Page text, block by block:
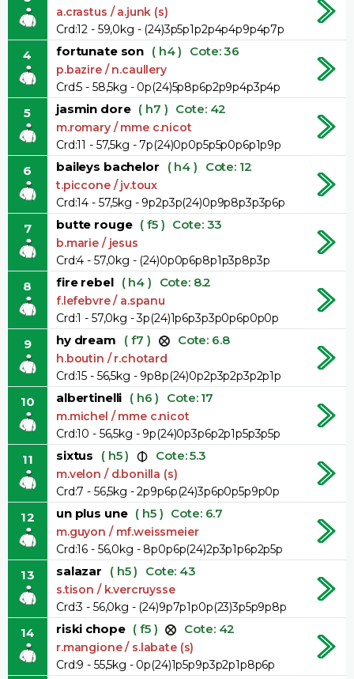
a.crastus / a.junk (s)
Crd:12 - 59,0kg - (24)3p5p1p2p4p4p9p4p7p
4 fortunate son ( h4 ) Cote: 36
p.bazire / n.caullery
Crd:5 - 58,5kg - 0p(24)5p8p6p2p9p4p3p4p
5 jasmin dore ( h7 ) Cote: 42
m.romary / mme c.nicot
Crd:11 - 57,5kg - 7p(24)0p0p5p5p0p6p1p9p
6 baileys bachelor ( h4 ) Cote: 12
t.piccone / jv.toux
Crd:14 - 57,5kg - 9p2p3p(24)0p9p8p3p3p6p
7 butte rouge ( f5 ) Cote: 33
b.marie / jesus
Crd:4 - 57,0kg - (24)0p0p6p8p1p3p8p3p
8 fire rebel ( h4 ) Cote: 8.2
f.lefebvre / a.spanu
Crd:1 - 57,0kg - 3p(24)1p6p3p3p0p6p0p0p
9 hy dream ( f7 ) Cote: 6.8
h.boutin / r.chotard
Crd:15 - 56,5kg - 9p8p(24)0p2p3p2p3p2p1p
10 albertinelli ( h6 ) Cote: 17
m.michel / mme c.nicot
Crd:10 - 56,5kg - 9p(24)0p3p6p2p1p5p3p5p
11 sixtus ( h5 ) Cote: 5.3
m.velon / d.bonilla (s)
Crd:7 - 56,5kg - 2p9p6p(24)3p6p0p5p9p0p
12 un plus une ( h5 ) Cote: 6.7
m.guyon / mf.weissmeier
Crd:16 - 56,0kg - 8p0p6p(24)2p3p1p6p2p5p
13 salazar ( h5 ) Cote: 43
s.tison / k.vercruysse
Crd:3 - 56,0kg - (24)9p7p1p0p(23)3p5p9p8p
14 riski chope ( f5 ) Cote: 42
r.mangione / s.labate (s)
Crd:9 - 55,5kg - 0p(24)1p5p9p3p2p1p8p6p